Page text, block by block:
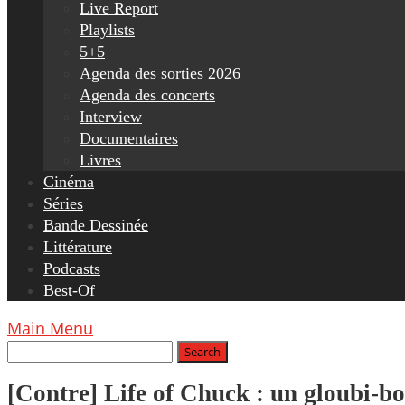
Live Report
Playlists
5+5
Agenda des sorties 2026
Agenda des concerts
Interview
Documentaires
Livres
Cinéma
Séries
Bande Dessinée
Littérature
Podcasts
Best-Of
Main Menu
[Contre] Life of Chuck : un gloubi-